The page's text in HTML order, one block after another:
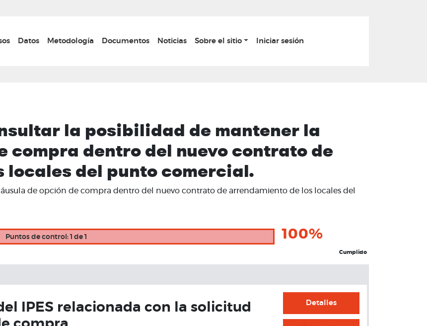
principal
Datos Metodología Documentos Noticias Sobre el sitio Iniciar sesión
la posibilidad de mantener la
compra dentro del nuevo contrato de
locales del punto comercial.
de opción de compra dentro del nuevo contrato de arrendamiento de los locales del
Puntos de control: 1 de 1 100%
Cumplido
IPES relacionada con la solicitud
Detalles